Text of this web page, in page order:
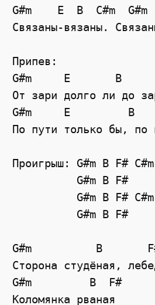
G#m    E  B  C#m
Связаны-вязаны.
Припев:
G#m     E       B
От зари долго ли до
G#m     E         B
По пути только бы, по
Проигрыш: G#m B F# C#m
          G#m B F#
          G#m B F# C#m
          G#m B F#
G#m          B
Сторона студёная,
G#m         B  F#
Коломянка рваная